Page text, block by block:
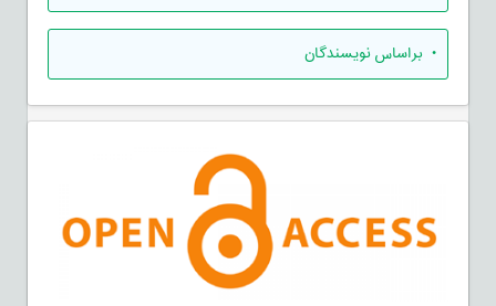
• براساس نویسندگان